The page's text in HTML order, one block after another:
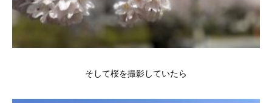
そして桜を撮影していたら